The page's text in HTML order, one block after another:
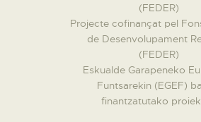
(FEDER)
Projecte cofinançat pel
de Desenvolupament
(FEDER)
Eskualde Garapeneko
Funtsarekin (EGEF)
finantzatutako